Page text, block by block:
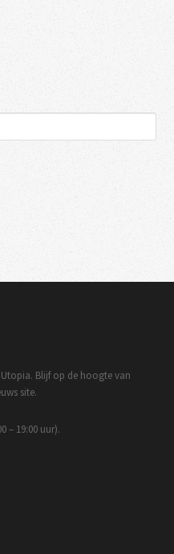
Blijf op de hoogte van
site.
– 19:00 uur).